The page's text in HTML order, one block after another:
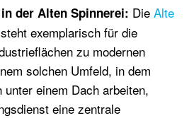
der Alten Spinnerei: Die Alte
steht exemplarisch für die
zu modernen
solchen Umfeld, in dem
unter einem Dach arbeiten,
eine zentrale